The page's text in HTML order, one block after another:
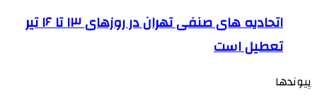
اتحادیه های صنفی تهران در روزهای ۱۳ تا ۱۶ تیر
تعطیل است
پیوندها